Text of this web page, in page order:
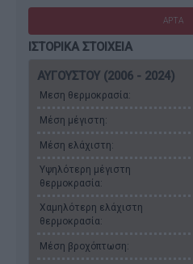
ΑΡΤΑ
ΙΣΤΟΡΙΚΑ ΣΤΟΙΧΕΙΑ
ΑΥΓΟΥΣΤΟΥ (2006 - 2024)
Μεση θερμοκρασία:
Μέση μέγιστη:
Μέση ελάχιστη:
Υψηλότερη μέγιστη
θερμοκρασία:
Χαμηλότερη ελάχιστη
θερμοκρασία:
Μέση βροχόπτωση: